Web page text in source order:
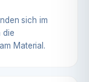
sich im
die
Material.